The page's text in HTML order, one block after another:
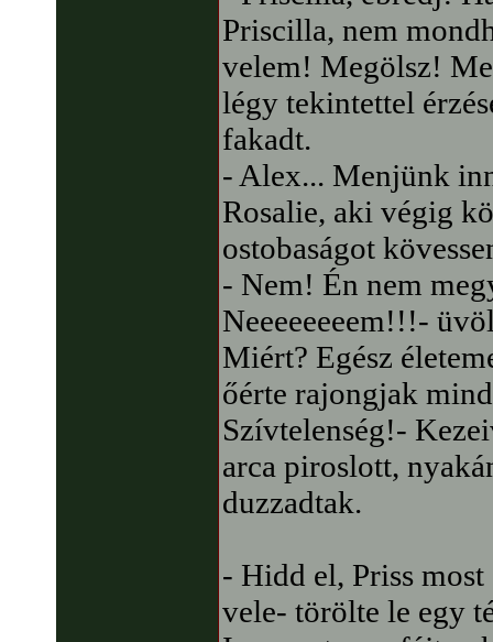
Priscilla, nem
velem! Megölsz!
légy tekintettel
fakadt.
- Alex... Menjünk
Rosalie, aki végig
ostobaságot
- Nem! Én nem
Neeeeeeeem!!!-
Miért? Egész
őérte rajongjak
Szívtelenség!-
arca piroslott,
duzzadtak.
- Hidd el, Priss most
vele- törölte le egy